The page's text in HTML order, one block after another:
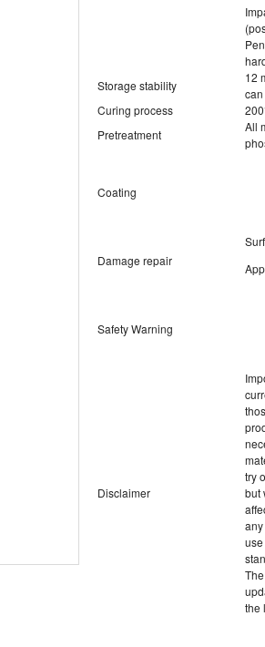
Storage stability
12
Curing process
Pretreatment
All
Coating
Damage repair
Safety Warning
Disclaimer
try
but
the